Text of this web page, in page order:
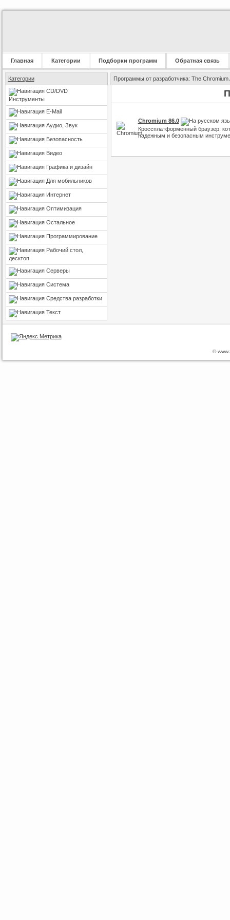
Главная Категории Подборки программ Обратная связь
Категории
CD/DVD
Инструменты
E-Mail
Аудио, Звук
Безопасность
Видео
Графика и дизайн
Для мобильников
Интернет
Оптимизация
Остальное
Программирование
Рабочий стол,
десктоп
Серверы
Система
Средства разработки
Текст
Программы от разработчика: The Chromium
Chromium 86.0
Кроссплатформенный браузер,
надежным и безопасным
©